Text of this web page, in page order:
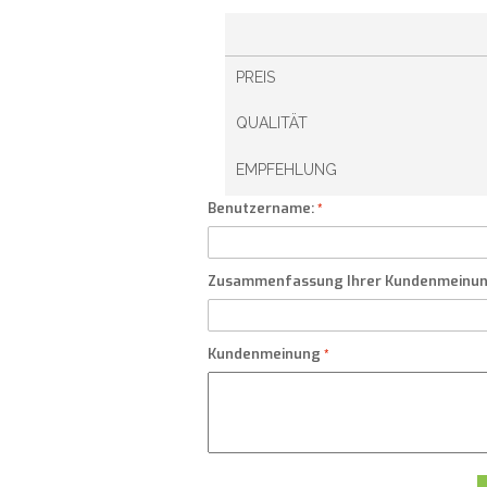
PREIS
QUALITÄT
EMPFEHLUNG
Benutzername:
Zusammenfassung Ihrer
Kundenmeinung